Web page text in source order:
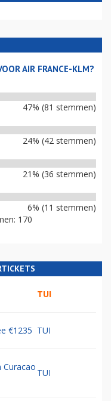
AIR FRANCE-KLM?
47% (81 stemmen)
24% (42 stemmen)
21% (36 stemmen)
6% (11 stemmen)
170
TUI
€1235 TUI
Curacao
TUI